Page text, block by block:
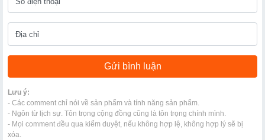
Lưu ý:
- Các comment chỉ nói về sản phẩm và tính năng sản phẩm.
- Ngôn từ lịch sự. Tôn trọng cộng đồng cũng là tôn trọng chính mình.
- Mọi comment đều qua kiểm duyệt, nếu không hợp lệ, không hợp lý sẽ bị
xóa.